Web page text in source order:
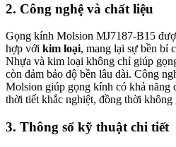
2. Công nghệ và chất liệu
Gọng kính Molsion MJ7187-B15
hợp với kim loại, mang lại sự bền bỉ
Nhựa và kim loại không chỉ giúp
còn đảm bảo độ bền lâu dài. Công
Molsion giúp gọng kính có khả năng
thời tiết khắc nghiệt, đồng thời không
3. Thông số kỹ thuật chi tiết